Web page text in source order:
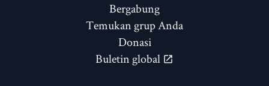
Bergabung
Temukan grup Anda
Donasi
Buletin global